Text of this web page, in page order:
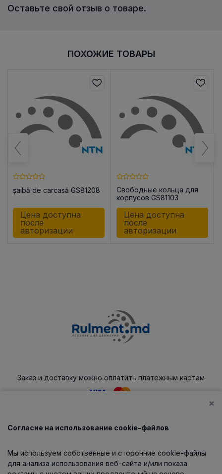
Оставьте свой отзыв о товаре.
ПОХОЖИЕ ТОВАРЫ
șaibă de carcasă GS81208
Цена доступна
после
авторизации
Свободные кольца для
корпусов GS81103
Цена доступна
после
авторизации
Заказ и доставку можно оплатить платежным картам
Каталог
О компании
×
Согласие на использование cookie-файлов
Мы используем собственные и сторонние cookie-файлы
для анализа использования веб-сайта и/или показа